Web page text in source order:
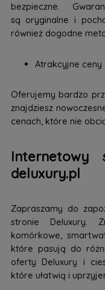
bezpieczne.
są oryginalne i
również dogodne
Atrakcyjne ceny
Oferujemy bardzo
znajdziesz
cenach, które nie
deluxury.pl
Zapraszamy do
stronie Deluxury.
komórkowe,
które pasują do
oferty Deluxury i
które ułatwią i